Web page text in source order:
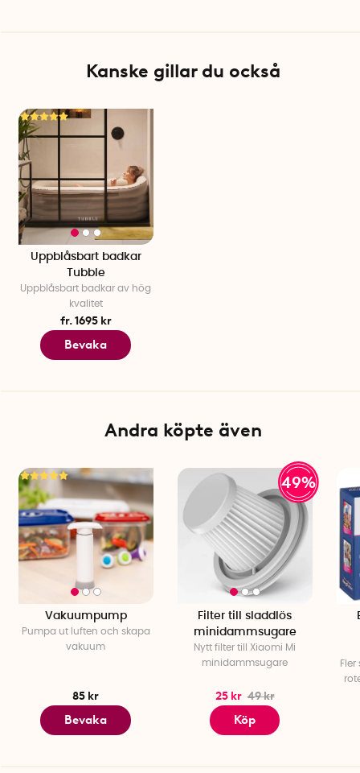
Specifikationer
Bredd: 10 cm
Längd strömsladd: 2 meter
Volt: 220V
Slang ingår ej (medföljer i Tubble badkar)
Kanske gillar du också
Uppblåsbart badkar
Tubble
Uppblåsbart badkar av hög
kvalitet
fr. 1695 kr
Bevaka
Andra köpte även
Vakuumpump
Pumpa ut luften och skapa
vakuum
85 kr
Bevaka
49%
Filter till sladdlös
minidammsugare
Nytt filter till Xiaomi Mi
minidammsugare
25 kr 49 kr
Köp